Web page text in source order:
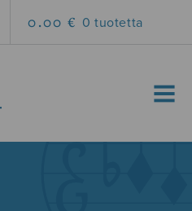
0.00 € 0 tuotetta
MENU